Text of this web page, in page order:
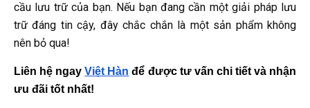
cầu lưu trữ của bạn. Nếu bạn đang cần một giải pháp lưu
trữ đáng tin cậy, đây chắc chắn là một sản phẩm không
nên bỏ qua!
Liên hệ ngay Việt Hàn để được tư vấn chi tiết và nhận
ưu đãi tốt nhất!